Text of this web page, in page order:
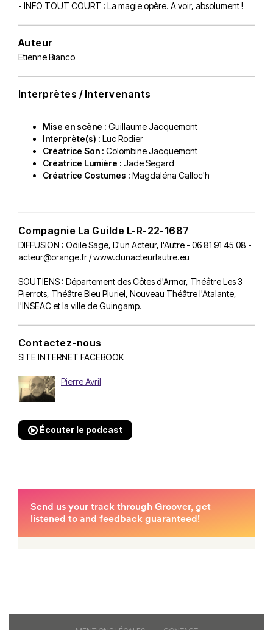
- INFO TOUT COURT : La magie opère. A voir, absolument !
Auteur
Etienne Bianco
Interprètes / Intervenants
Mise en scène : Guillaume Jacquemont
Interprète(s) : Luc Rodier
Créatrice Son : Colombine Jacquemont
Créatrice Lumière : Jade Segard
Créatrice Costumes : Magdaléna Calloc'h
Compagnie La Guilde L-R-22-1687
DIFFUSION : Odile Sage, D'un Acteur, l'Autre - 06 81 91 45 08 -
acteur@orange.fr / www.dunacteurlautre.eu
SOUTIENS : Département des Côtes d'Armor, Théâtre Les 3
Pierrots, Théâtre Bleu Pluriel, Nouveau Théâtre l'Atalante,
l'INSEAC et la ville de Guingamp.
Contactez-nous
SITE INTERNET FACEBOOK
Pierre Avril
Écouter le podcast